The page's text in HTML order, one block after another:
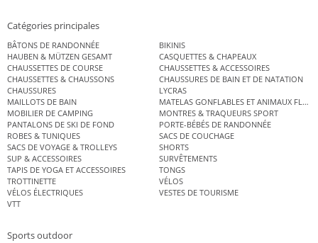
Catégories principales
BÂTONS DE RANDONNÉE
BIKINIS
HAUBEN & MÜTZEN GESAMT
CASQUETTES & CHAPEAUX
CHAUSSETTES DE COURSE
CHAUSSETTES & ACCESSOIRES
CHAUSSETTES & CHAUSSONS
CHAUSSURES DE BAIN ET DE NATATION
CHAUSSURES
LYCRAS
MAILLOTS DE BAIN
MATELAS GONFLABLES ET ANIMAUX
MOBILIER DE CAMPING
MONTRES & TRAQUEURS SPORT
PANTALONS DE SKI DE FOND
PORTE-BÉBÉS DE RANDONNÉE
ROBES & TUNIQUES
SACS DE COUCHAGE
SACS DE VOYAGE & TROLLEYS
SHORTS
SUP & ACCESSOIRES
SURVÊTEMENTS
TAPIS DE YOGA ET ACCESSOIRES
TONGS
TROTTINETTE
VÉLOS
VÉLOS ÉLECTRIQUES
VESTES DE TOURISME
VTT
Sports outdoor